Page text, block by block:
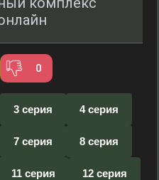
0
3 серия 4 серия
7 серия 8 серия
11 серия 12 серия